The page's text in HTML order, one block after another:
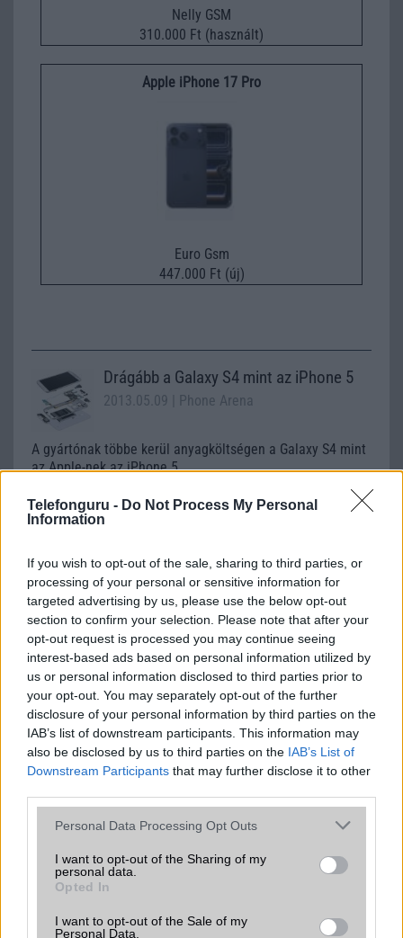
Telefonguru - Do Not Process My Personal
Information
If you wish to opt-out of the sale, sharing to third parties, or
processing of your personal or sensitive information for
targeted advertising by us, please use the below opt-out
section to confirm your selection. Please note that after your
opt-out request is processed you may continue seeing
interest-based ads based on personal information utilized by
us or personal information disclosed to third parties prior to
your opt-out. You may separately opt-out of the further
disclosure of your personal information by third parties on the
IAB’s list of downstream participants. This information may
also be disclosed by us to third parties on the IAB’s List of
Downstream Participants that may further disclose it to other
Please note that this website/app uses one or more Google
not limited to your visit or usage behaviour. You may click to
grant or deny consent to Google and its third-party tags to
use your data for below specified purposes in below Google
consent section.
Personal Data Processing Opt Outs
I want to opt-out of the Sharing of my
personal data.
Opted In
I want to opt-out of the Sale of my
Personal Data.
Nelly GSM
310.000 Ft (használt)
Apple iPhone 17 Pro
Euro Gsm
447.000 Ft (új)
Drágább a Galaxy S4 mint az iPhone 5
2013.05.09 | Phone Arena
A gyártónak többe kerül anyagköltségen a Galaxy S4 mint
az Apple-nek az iPhone 5.
mobil!
2012.12.04| Phone Arena
Meglepő lehet, de Nagy-Britanniában nem az iPhone 5 a
legkeresettebb mobil, hanem a Samsung Galaxy S III.
Elindult a Windows Phone 7.8 frissítés
2012.12.17 | Nokia Power User
A Windows Phone blog információi szerint elindult a finn
gyártó WP 7.8 frissítési sorozata, elsőként a Nokia Lumia
800 kapja meg a szoftverfrissítést.
Újabb idióta nézte csúcsmobilját
kalapácsnak